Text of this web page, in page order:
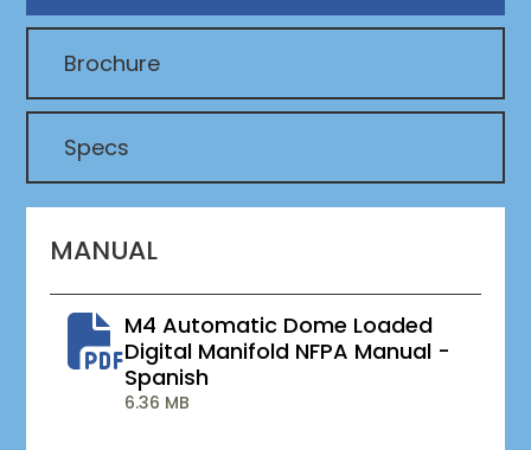
Brochure
Specs
MANUAL
M4 Automatic Dome Loaded
Digital Manifold NFPA Manual -
Spanish
6.36 MB